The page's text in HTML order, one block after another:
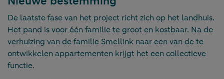
De laatste fase van het project richt zich op het landhuis.
Het pand is voor één familie te groot en kostbaar. Na de
verhuizing van de familie Smellink naar een van de te
ontwikkelen appartementen krijgt het een collectieve
functie.